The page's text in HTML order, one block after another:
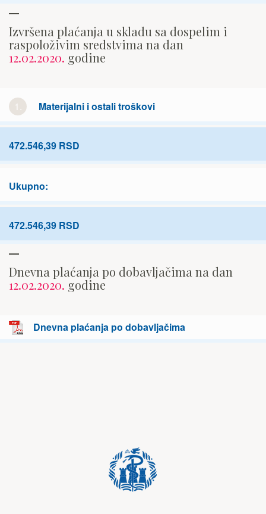
Izvršena plaćanja u skladu sa dospelim i
raspoloživim sredstvima na dan
12.02.2020. godine
1. Materijalni i ostali troškovi
472.546,39 RSD
Ukupno:
472.546,39 RSD
Dnevna plaćanja po dobavljačima na dan
12.02.2020. godine
Dnevna plaćanja po dobavljačima